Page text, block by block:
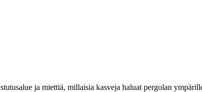
ja miettiä, millaisia kasveja haluat pergolan